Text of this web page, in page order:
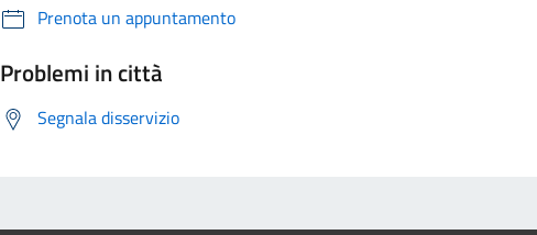
Prenota un appuntamento
Problemi in città
Segnala disservizio